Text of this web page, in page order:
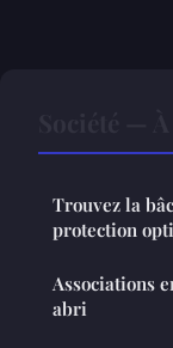
Trouvez la
protection
Associations
abri